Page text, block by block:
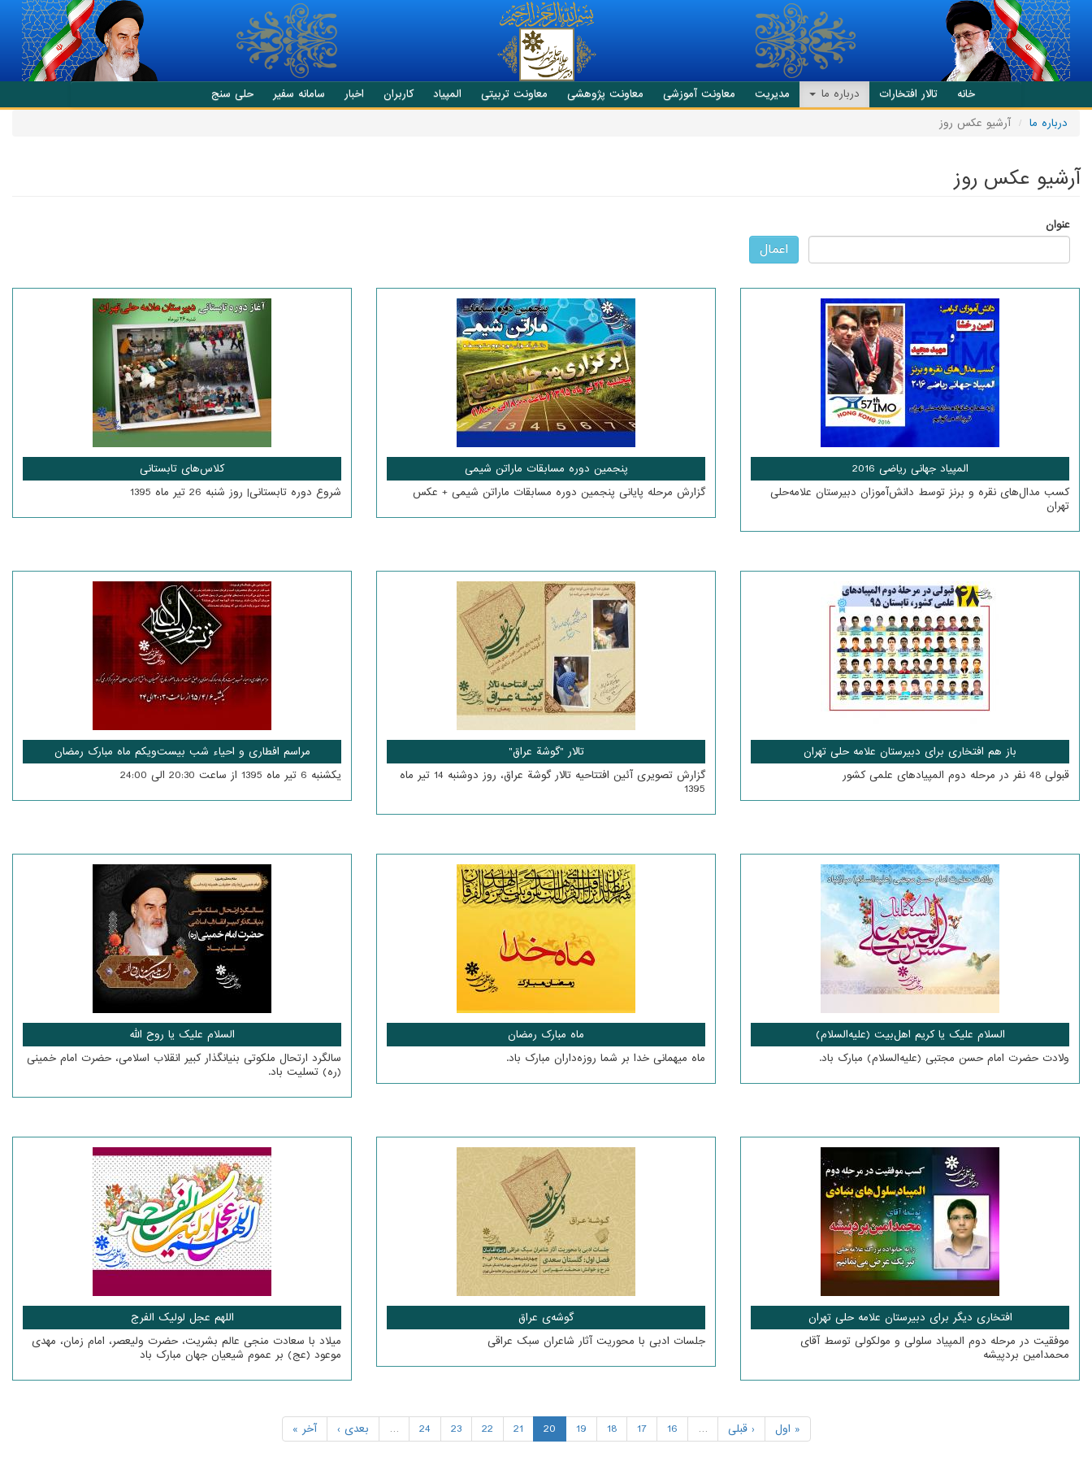
انتقال به محتوای اصلی
خانه تالار افتخارات درباره ما مدیریت معاونت آموزشی معاونت پژوهشی معاونت تربیتی المپیاد کاربران اخبار سامانه سفیر
حلی سنج
درباره ما
آرشیو عکس روز
آرشیو عکس روز
عنوان
اعمال
المپیاد جهانی ریاضی 2016
کسب مدال‌های نقره و برنز توسط دانش‌آموزان دبیرستان علامه‌حلی
تهران
پنجمین دوره مسابقات ماراتن شیمی
گزارش مرحله پایانی پنجمین دوره مسابقات ماراتن شیمی + عکس
کلاس‌های تابستانی
شروع دوره تابستانی| روز شنبه 26 تیر ماه 1395
باز هم افتخاری برای دبیرستان علامه حلی تهران
قبولی 48 نفر در مرحله دوم المپیادهای علمی کشور
تالار "گوشة عراق"
گزارش تصویری آئین افتتاحیه تالار گوشة عراق، روز دوشنبه 14 تیر ماه
1395
مراسم افطاری و احیاء شب بیست‌ویکم ماه مبارک رمضان
یکشنبه 6 تیر ماه 1395 از ساعت 20:30 الی 24:00
السلام علیک یا کریم اهل‌بیت (علیه‌السلام)
ولادت حضرت امام حسن مجتبی (علیه‌السلام) مبارک باد.
ماه مبارک رمضان
ماه میهمانی خدا بر شما روزه‌داران مبارک باد.
السلام علیک یا روح الله
سالگرد ارتحال ملکوتی بنیانگذار کبیر انقلاب اسلامی، حضرت امام خمینی
(ره) تسلیت باد.
افتخاری دیگر برای دبیرستان علامه حلی تهران
موفقیت در مرحله دوم المپیاد سلولی و مولکولی توسط آقای
محمدامین بردپیشه
گوشه‌ی عراق
جلسات ادبی با محوریت آثار شاعران سبک عراقی
اللهم عجل لولیک الفرج
میلاد با سعادت منجی عالم بشریت، حضرت ولیعصر، امام زمان، مهدی
موعود (عج) بر عموم شیعیان جهان مبارک باد
« اول ‹ قبلی …
16
17
18
19
20
21
22
23
24
… بعدی › آخر »